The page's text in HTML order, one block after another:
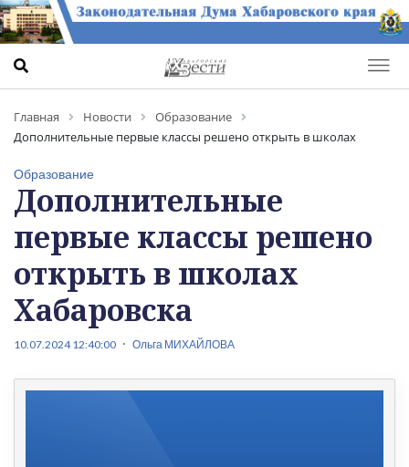
Главная Новости
Образование
Дополнительные первые классы решено открыть в школах
Образование
Дополнительные
первые классы решено
открыть в школах
Хабаровска
10.07.2024 12:40:00 Ольга МИХАЙЛОВА